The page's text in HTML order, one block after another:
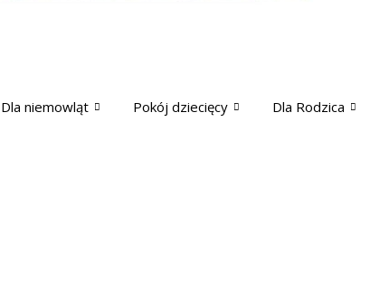
Dla niemowląt Pokój dziecięcy Dla Rodzica